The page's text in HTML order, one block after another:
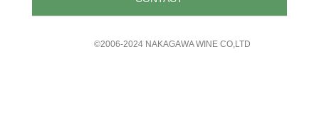
©︎2006-2024 NAKAGAWA WINE CO,LTD